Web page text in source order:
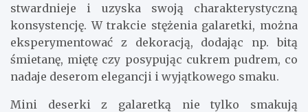
stwardnieje i uzyska swoją charakterystyczną
konsystencję. W trakcie stężenia galaretki, można
eksperymentować z dekoracją, dodając np. bitą
śmietanę, miętę czy posypując cukrem pudrem, co
nadaje deserom elegancji i wyjątkowego smaku.
Mini deserki z galaretką nie tylko smakują